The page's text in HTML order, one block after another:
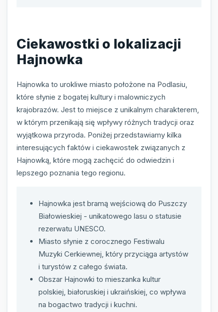
Ciekawostki o lokalizacji
Hajnowka
Hajnowka to urokliwe miasto położone na Podlasiu,
które słynie z bogatej kultury i malowniczych
krajobrazów. Jest to miejsce z unikalnym charakterem,
w którym przenikają się wpływy różnych tradycji oraz
wyjątkowa przyroda. Poniżej przedstawiamy kilka
interesujących faktów i ciekawostek związanych z
Hajnowką, które mogą zachęcić do odwiedzin i
lepszego poznania tego regionu.
Hajnowka jest bramą wejściową do Puszczy
Białowieskiej - unikatowego lasu o statusie
rezerwatu UNESCO.
Miasto słynie z corocznego Festiwalu
Muzyki Cerkiewnej, który przyciąga artystów
i turystów z całego świata.
Obszar Hajnowki to mieszanka kultur
polskiej, białoruskiej i ukraińskiej, co wpływa
na bogactwo tradycji i kuchni.